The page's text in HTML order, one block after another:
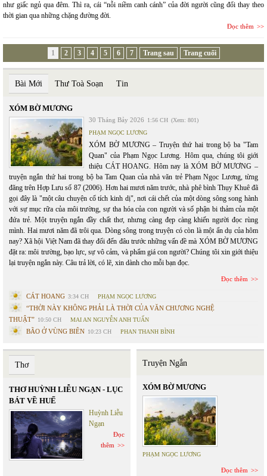
như giấc ngủ qua đêm. Thì ra, cái “nỗi niềm canh cánh” của đời người cũng đổi thay theo
thời gian qua những chặng đường đời.
Đọc thêm
1 2 3 4 5 6 7 Trang sau Trang cuối
Bài Mới Thư Toà Soạn Tin
XÓM BỜ MƯƠNG
30 Tháng Bảy 2026 1:56 CH (Xem: 801)
PHẠM NGỌC LƯƠNG
XÓM BỜ MƯƠNG – Truyện thứ hai trong bộ ba "Tam
Quan" của Phạm Ngọc Lương. Hôm qua, chúng tôi giới
thiệu CÁT HOANG. Hôm nay là XÓM BỜ MƯƠNG –
truyện ngắn thứ hai trong bộ ba Tam Quan của nhà văn trẻ Phạm Ngọc Lương, từng
đăng trên Hợp Lưu số 87 (2006). Hơn hai mươi năm trước, nhà phê bình Thụy Khuê đã
gọi đây là "một câu chuyện cổ tích kinh dị", nơi cái chết của một dòng sông song hành
với sự mục rữa của môi trường, sự tha hóa của con người và số phận bi thảm của một
đứa trẻ. Một truyện ngắn đầy chất thơ, nhưng càng đẹp càng khiến người đọc rùng
mình. Hai mươi năm đã trôi qua. Dòng sông trong truyện có còn là một ẩn dụ của hôm
nay? Xã hội Việt Nam đã thay đổi đến đâu trước những vấn đề mà XÓM BỜ MƯƠNG
đặt ra: môi trường, bạo lực, sự vô cảm, và phẩm giá con người? Chúng tôi xin giới thiệu
lại truyện ngắn này. Câu trả lời, có lẽ, xin dành cho mỗi bạn đọc.
Đọc thêm
CÁT HOANG 3:34 CH PHẠM NGỌC LƯƠNG
“THỜI NÀY KHÔNG PHẢI LÀ THỜI CỦA VĂN CHƯƠNG NGHỆ
THUẬT” 10:50 CH MAI AN NGUYỄN ANH TUẤN
BÃO Ở VÙNG BIÊN 10:23 CH PHAN THANH BÌNH
Thơ
THƠ HUỲNH LIỄU NGẠN - LỤC
BÁT VỀ HUẾ
Huỳnh Liễu
Ngạn
Đọc
thêm
Truyện Ngắn
XÓM BỜ MƯƠNG
PHẠM NGỌC LƯƠNG
Đọc thêm